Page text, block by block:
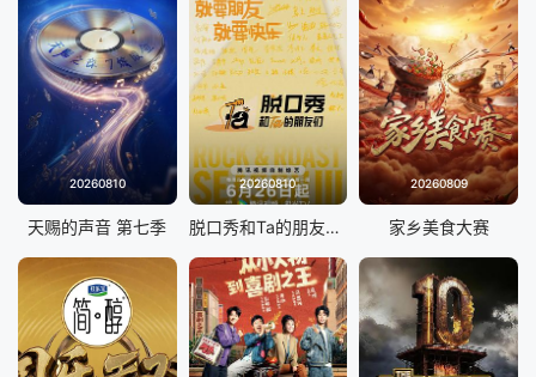
20260810
天赐的声音 第七季
20260810
脱口秀和Ta的朋友们 第三季
20260809
家乡美食大赛